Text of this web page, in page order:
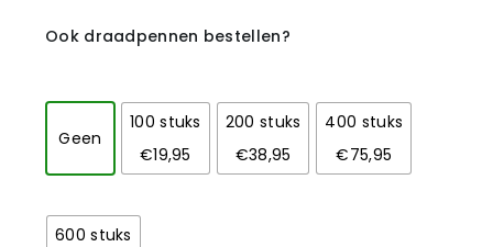
Ook draadpennen bestellen?
Geen
100 stuks
€19,95
200 stuks
€38,95
400 stuks
€75,95
600 stuks